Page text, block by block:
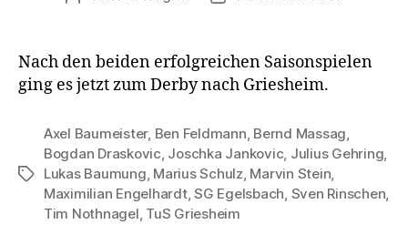
Nach den beiden erfolgreichen Saisonspielen
ging es jetzt zum Derby nach Griesheim.
Schlagwörter
Axel Baumeister, Ben Feldmann Bernd Massag
Bogdan Draskovic Joschka Jankovic Julius Gehring
Lukas Baumung Marius Schulz Marvin Stein
Maximilian Engelhardt,SG Egelsbach Sven Rinschen
Tim Nothnagel TuS Griesheim